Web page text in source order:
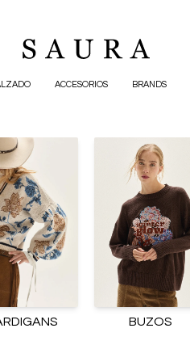
ACCESORIOS BRANDS
BUZOS